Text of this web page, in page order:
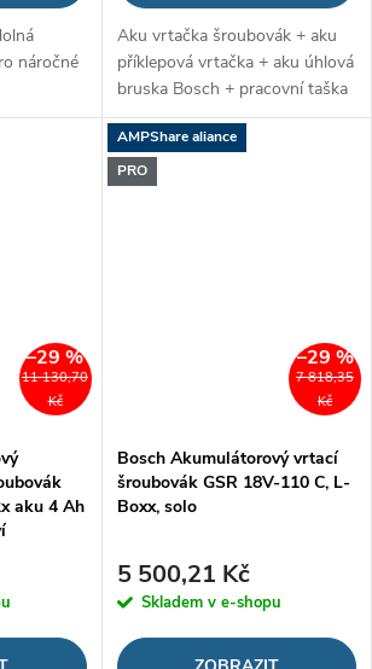
náročné
Aku vrtačka šroubovák + aku
příklepová vrtačka + aku úhlová
bruska Bosch + pracovní taška
s popruhem
11 130,70
Kč
–29 %
aku 4 Ah
AMPShare aliance
PRO
7 818,35
Kč
–29 %
Bosch Akumulátorový vrtací
šroubovák GSR 18V-110 C, L-
Boxx, solo
5 500,21 Kč
Skladem v e-shopu